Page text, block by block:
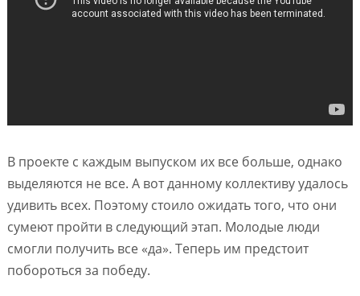
В проекте с каждым выпуском их все больше, однако
выделяются не все. А вот данному коллективу удалось
удивить всех. Поэтому стоило ожидать того, что они
сумеют пройти в следующий этап. Молодые люди
смогли получить все «да». Теперь им предстоит
побороться за победу.